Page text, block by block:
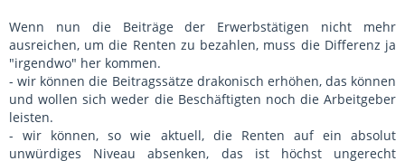
Wenn nun die Beiträge der Erwerbstätigen nicht mehr
ausreichen, um die Renten zu bezahlen, muss die Differenz ja
"irgendwo" her kommen.
- wir können die Beitragssätze drakonisch erhöhen, das können
und wollen sich weder die Beschäftigten noch die Arbeitgeber
leisten.
- wir können, so wie aktuell, die Renten auf ein absolut
unwürdiges Niveau absenken, das ist höchst ungerecht